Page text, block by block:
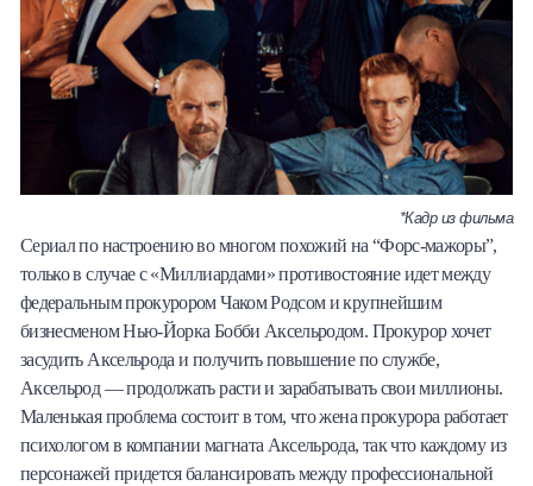
*Кадр из фильма
Сериал по настроению во многом похожий на “Форс-мажоры”,
только в случае с «Миллиардами» противостояние идет между
федеральным прокурором Чаком Родсом и крупнейшим
бизнесменом Нью-Йорка Бобби Аксельродом. Прокурор хочет
засудить Аксельрода и получить повышение по службе,
Аксельрод — продолжать расти и зарабатывать свои миллионы.
Маленькая проблема состоит в том, что жена прокурора работает
психологом в компании магната Аксельрода, так что каждому из
персонажей придется балансировать между профессиональной